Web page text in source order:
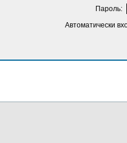
Пароль:
Автоматически